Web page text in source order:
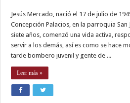
Jesús Mercado, nació el 17 de julio de
Concepción Palacios, en la parroquia San
siete años, comenzó una vida activa,
servir a los demás, así es como se hace
tarde bombero juvenil y gente de ...
Leer más »